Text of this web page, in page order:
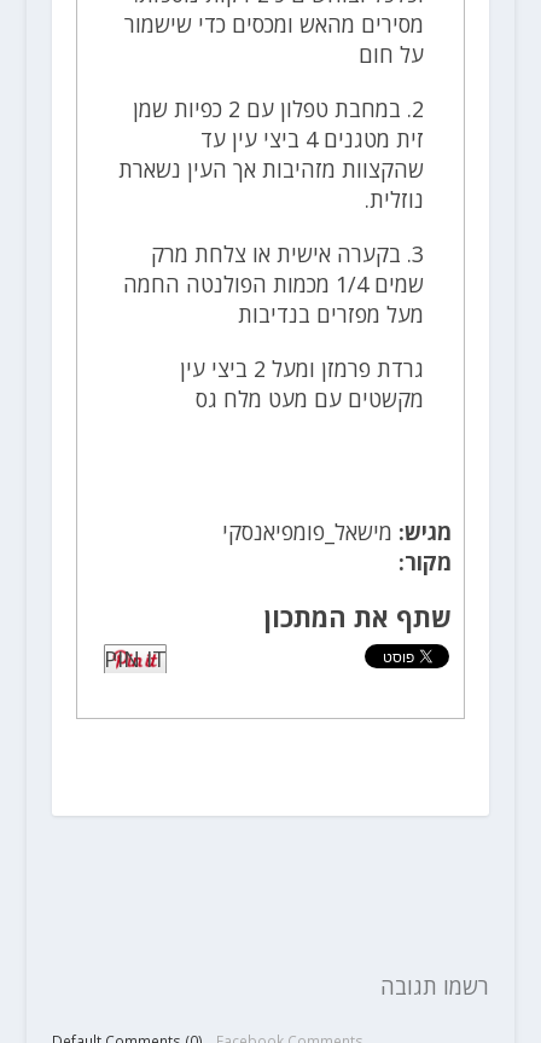
מסירים מהאש ומכסים כדי שישמור
על חום
2. במחבת טפלון עם 2 כפיות שמן
זית מטגנים 4 ביצי עין עד
שהקצוות מזהיבות אך העין נשארת
נוזלית.
3. בקערה אישית או צלחת מרק
שמים 1/4 מכמות הפולנטה החמה
מעל מפזרים בנדיבות
גרדת פרמזן ומעל 2 ביצי עין
מקשטים עם מעט מלח גס
מגיש: מישאל_פומפיאנסקי
מקור:
שתף את המתכון
PIN IT
רשמו תגובה